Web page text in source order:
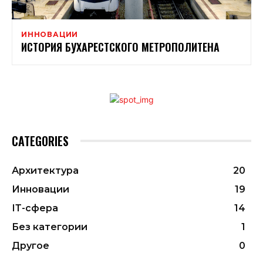
ИННОВАЦИИ
ИСТОРИЯ БУХАРЕСТСКОГО МЕТРОПОЛИТЕНА
CATEGORIES
Архитектура
20
Инновации
19
ІТ-сфера
14
Без категории
1
Другое
0